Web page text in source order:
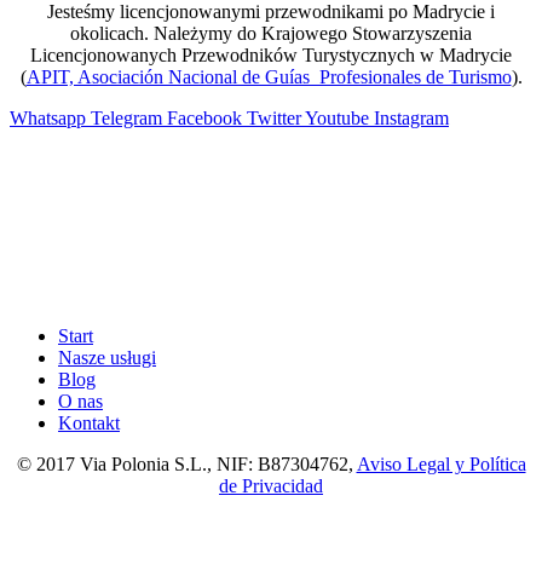
Jesteśmy licencjonowanymi przewodnikami po Madrycie i
okolicach. Należymy do Krajowego Stowarzyszenia
Licencjonowanych Przewodników Turystycznych w Madrycie
(APIT, Asociación Nacional de Guías Profesionales de Turismo).
Whatsapp Telegram Facebook TwitterYoutube Instagram
Start
Nasze usługi
Blog
O nas
Kontakt
© 2017 Via Polonia S.L., NIF: B87304762, Aviso Legal y Política
de Privacidad